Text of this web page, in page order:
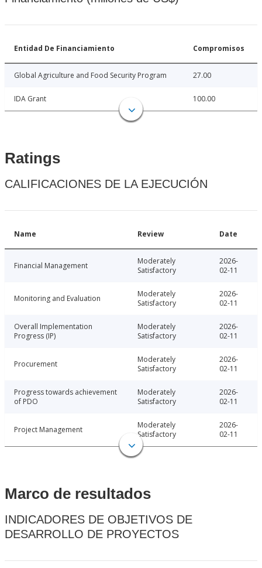
Entidad De Financiamiento Compromisos
Global Agriculture and Food Security Program 27.00
IDA Grant 100.00
Ratings
CALIFICACIONES DE LA EJECUCIÓN
Name Review Date
Financial Management
Moderately
Satisfactory
2026-
02-11
Monitoring and Evaluation
Moderately
Satisfactory
2026-
02-11
Overall Implementation
Progress (IP)
Moderately
Satisfactory
2026-
02-11
Procurement
Moderately
Satisfactory
2026-
02-11
Progress towards achievement
of PDO
Moderately
Satisfactory
2026-
02-11
Project Management
Moderately
Satisfactory
2026-
02-11
Marco de resultados
INDICADORES DE OBJETIVOS DE
DESARROLLO DE PROYECTOS